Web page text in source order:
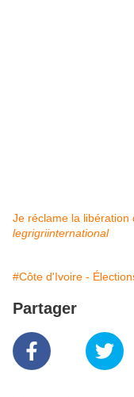
Je réclame la libération
legrigriinternational
#Côte d'Ivoire -
Partager